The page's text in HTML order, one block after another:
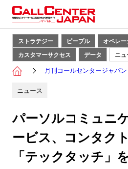
ストラテジー ピープル オペレ
カスタマーサクセス
データ ニ
月刊コールセンタージャパン
ニュース
パーソルコミュニ
ービス、コンタク
「テックタッチ」